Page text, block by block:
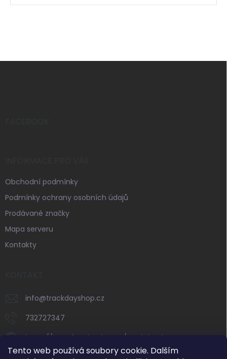
Tento web používá soubory cookie. Dalším
Obchodní podmínky
Podmínky ochrany osobních údajů
Prodávané značky
Mapa serveru
Kontakty
info@trackdayshop.cz
732727347
https://www.facebook.com/trackdayshop